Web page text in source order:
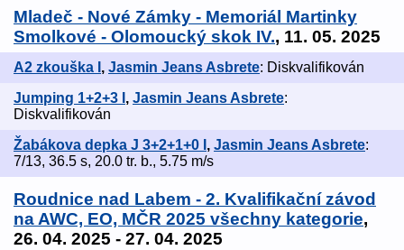
Mladeč - Nové Zámky - Memoriál Martinky
Smolkové - Olomoucký skok IV., 11. 05. 2025
A2 zkouška I , Jasmin Jeans Asbrete: Diskvalifikován
Jumping 1+2+3 I , Jasmin Jeans Asbrete:
Diskvalifikován
Žabákova depka J 3+2+1+0 I , Jasmin Jeans Asbrete:
7/13, 36.5 s, 20.0 tr. b., 5.75 m/s
Roudnice nad Labem - 2. Kvalifikační závod
na AWC, EO, MČR 2025 všechny kategorie,
26. 04. 2025 - 27. 04. 2025